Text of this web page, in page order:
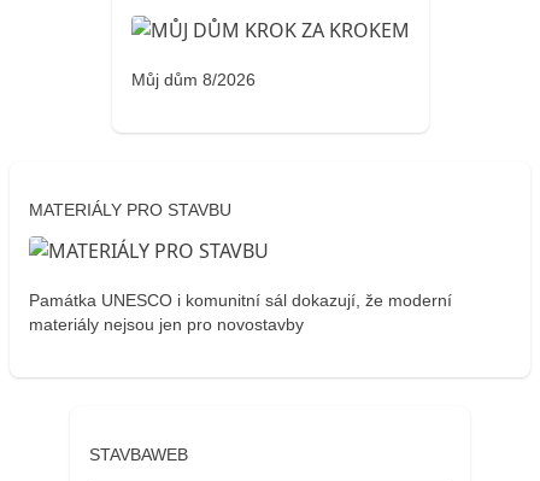
Můj dům 8/2026
MATERIÁLY PRO STAVBU
Památka UNESCO i komunitní sál dokazují, že moderní
materiály nejsou jen pro novostavby
STAVBAWEB